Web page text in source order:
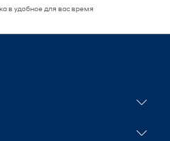
в удобное для вас время